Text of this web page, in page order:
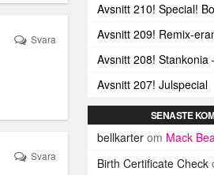
Svara
Svara
Avsnitt 209! Remix-
Avsnitt 208! Stankonia
Avsnitt 207! Julspecial
SENASTE
bellkarter om Mack Beats,
Birth Certificate Check